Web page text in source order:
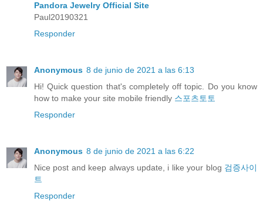
Pandora Jewelry Official Site
Paul20190321
Responder
Anonymous 8 de junio de 2021 a las 6:13
Hi! Quick question that's completely off topic. Do you know
how to make your site mobile friendly 스포츠토토
Responder
Anonymous 8 de junio de 2021 a las 6:22
Nice post and keep always update, i like your blog 검증사이
트
Responder